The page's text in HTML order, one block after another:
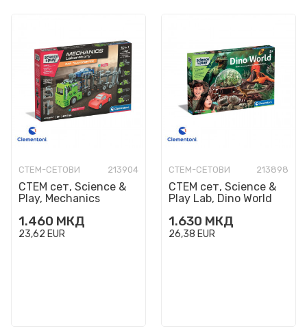
СТЕМ-СЕТОВИ 213904
СТЕМ сет, Science &
Play, Mechanics
Transporter
1.460 МКД
23,62 EUR
СТЕМ-СЕТОВИ 213898
СТЕМ сет, Science &
Play Lab, Dino World
1.630 МКД
26,38 EUR